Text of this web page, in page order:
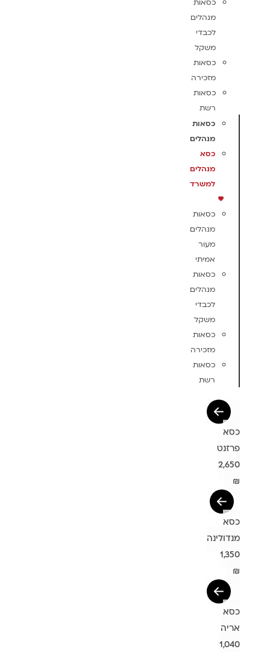
כסאות
מנהלים
לכבדי
משקל
כסאות
מזכירה
כסאות
רשת
כסאות
מנהלים
כסא
מנהלים
למשרד
כסאות
מנהלים
מעור
אמיתי
כסאות
מנהלים
לכבדי
משקל
כסאות
מזכירה
כסאות
רשת
כסא
פרזנט
2,650
₪
כסא
מנדולינה
1,350
₪
כסא
אריה
1,040